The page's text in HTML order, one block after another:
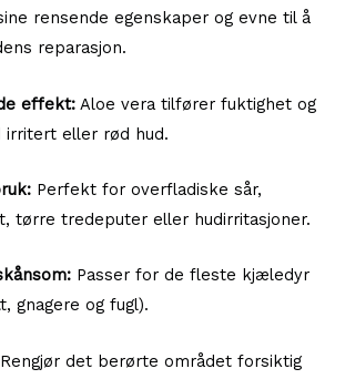
rensende egenskaper og evne til å
reparasjon.
effekt: Aloe vera tilfører fuktighet og
irritert eller rød hud.
Perfekt for overfladiske sår,
tørre tredeputer eller hudirritasjoner.
Passer for de fleste kjæledyr
gnagere og fugl).
Rengjør det berørte området forsiktig